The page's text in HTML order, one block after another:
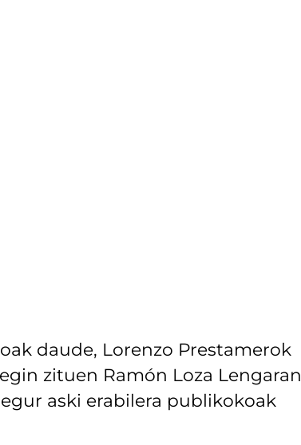
daude, Lorenzo Prestamerok
zituen Ramón Loza Lengaran
aski erabilera publikokoak